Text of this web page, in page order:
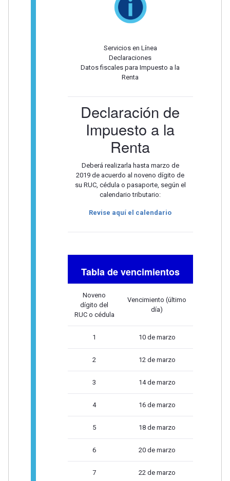
Servicios en Línea
Declaraciones
Datos fiscales para Impuesto a la
Renta
Declaración de
Impuesto a la
Renta
Deberá realizarla hasta marzo de
2019 de acuerdo al noveno dígito de
su RUC, cédula o pasaporte, según el
calendario tributario:
Revise aquí el calendario
Tabla de vencimientos
Noveno
dígito del
RUC o cédula
Vencimiento (último
día)
1 10 de marzo
2 12 de marzo
3 14 de marzo
4 16 de marzo
5 18 de marzo
6 20 de marzo
7 22 de marzo